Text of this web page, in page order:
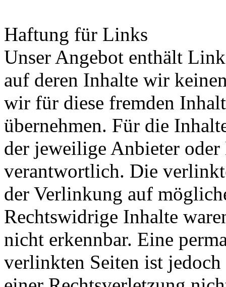
Haftung für Links
Unser Angebot enthält
auf deren Inhalte wir
wir für diese fremden
übernehmen. Für die
der jeweilige Anbieter oder
verantwortlich. Die
der Verlinkung auf
Rechtswidrige Inhalte
nicht erkennbar. Eine
verlinkten Seiten ist